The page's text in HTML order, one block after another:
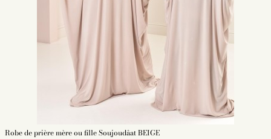
Robe de prière mère ou fille Soujoudâat BEIGE